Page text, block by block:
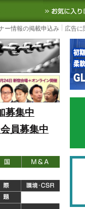
トなど国内外の最新
ー情報の掲載申込み 広告
募集中
員募集中